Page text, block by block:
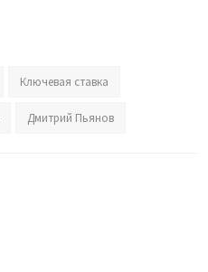
Ключевая ставка
Дмитрий Пьянов